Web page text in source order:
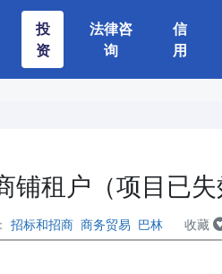
投
资
法律咨
询
信
用
铺租户（项目已失
招标和招商 商务贸易 巴林 收藏